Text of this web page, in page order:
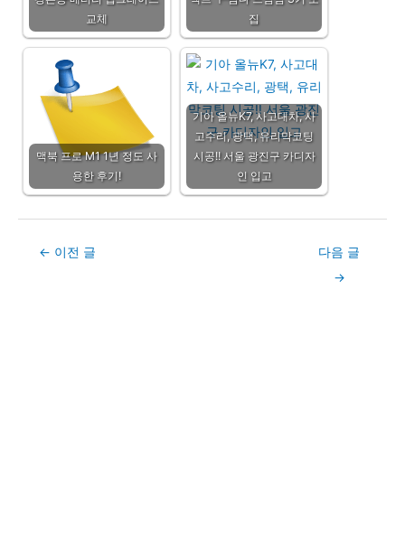
교체
집
맥북 프로 M1 1년 정도 사
용한 후기!
기아 올뉴K7, 사고대차, 사
고수리, 광택, 유리막코팅
시공!! 서울 광진구 카디자
인 입고
Post← 이전 글
다음 글
→